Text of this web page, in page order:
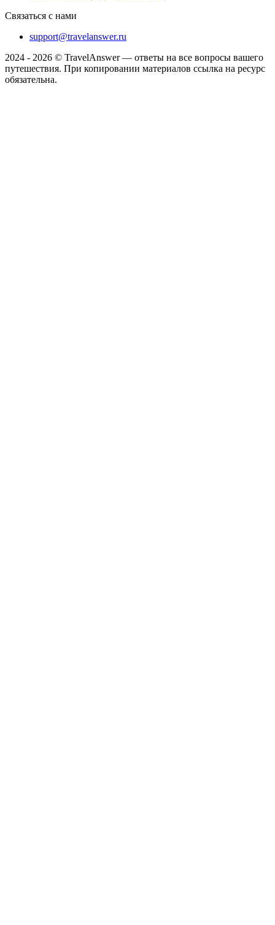
Связаться с нами
support@travelanswer.ru
2024 - 2026 © TravelAnswer — ответы на все вопросы вашего
путешествия. При копировании материалов ссылка на ресурс
обязательна.